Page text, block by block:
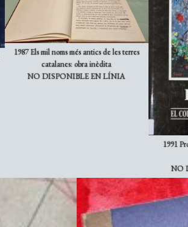
1987 Els mil noms més antics de les terres
catalanes: obra inèdita
NO DISPONIBLE EN LÍNIA
1991
NO